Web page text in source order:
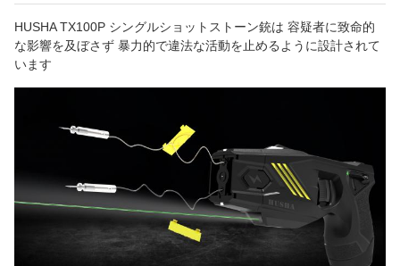
HUSHA TX100P シングルショットストーン銃は 容疑者に致命的
な影響を及ぼさず 暴力的で違法な活動を止めるように設計されて
います